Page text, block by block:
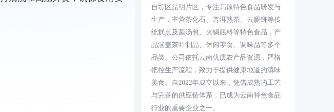
自贸区昆明片区，专注高原特色食品研发与
生产，主营茶化石、普洱熟茶、云腿饼等传
统糕点及菌汤包、火锅底料等特色食品，产
品涵盖茶叶制品、休闲零食、调味品等多个
品类。公司依托云南优质农产品资源，严格
把控生产流程，致力于提供健康地道的滇味
美食。自2022年成立以来，凭借成熟的工艺
与完善的供应链体系，已成为云南特色食品
行业的重要企业之一。